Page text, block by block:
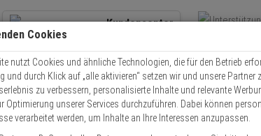
Kundencenter
Kontaktservice nutzen
Mo. - Do.: 8:00 - 16:30 Fr. 8:00 - 14:00 Uhr
ABUS 83 Submariner Vorhangschloss Nachbestellung
Cookies
nutzt Cookies und ähnliche Technologien, die für den Betrieb
und durch Klick auf „alle aktivieren“ setzen wir und unsere Partner
zu verbessern, personalisierte Inhalte und relevante
Optimierung unserer Services durchzuführen. Dabei können
verarbeitet werden, um Inhalte an Ihre Interessen anzupassen.